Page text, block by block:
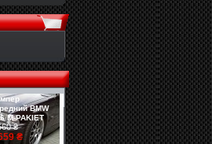
BMW
M-PAKIET
₴
₴